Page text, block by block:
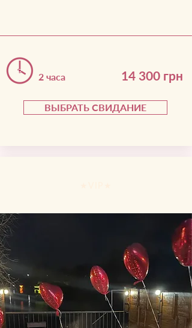
14 300 грн
2 часа
ВЫБРАТЬ СВИДАНИЕ